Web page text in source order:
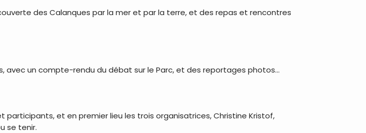
des Calanques par la mer et par la terre, et des repas et rencontres
avec un compte-rendu du débat sur le Parc, et des reportages photos...
et en premier lieu les trois organisatrices, Christine Kristof,
se tenir.